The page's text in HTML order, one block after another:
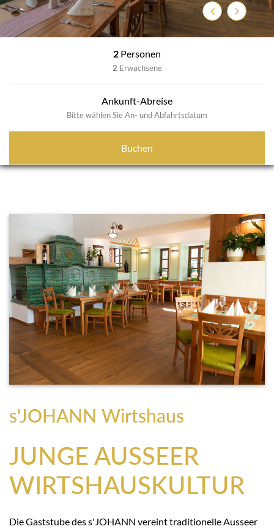
ZurückWeiter
2 Personen
2 Erwachsene
Ankunft-Abreise
Bitte wählen Sie An- und Abfahrtsdatum
Buchen
s'JOHANN Wirtshaus
JUNGE AUSSEER
WIRTSHAUSKULTUR
Die Gaststube des s'JOHANN vereint traditionelle Ausseer